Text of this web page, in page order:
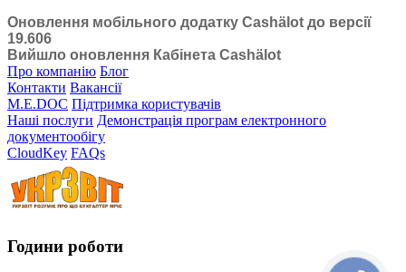
Оновлення мобільного додатку Cashӓlot до версії
19.606
Вийшло оновлення Кабінета Cashӓlot
Про компанію Блог
Контакти Вакансії
M.E.DOC Підтримка користувачів
Наші послуги Демонстрація програм електронного
документообігу
CloudKey FAQs
Години роботи